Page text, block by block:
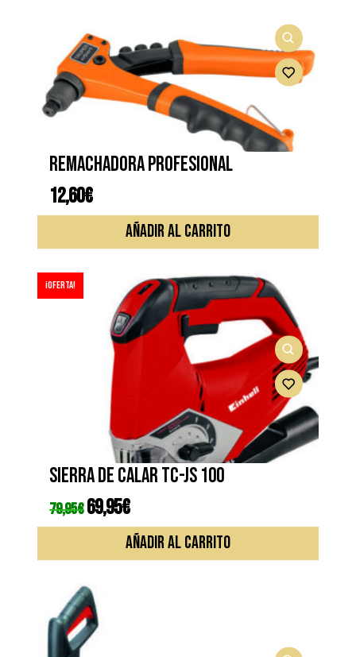
Remachadora profesional
12,60€
AÑADIR AL CARRITO
¡Oferta!
Sierra de calar TC-JS 100
79,95€ El
precio
original
69,95€El
precio
actual
es:
69,95€.
AÑADIR AL CARRITO